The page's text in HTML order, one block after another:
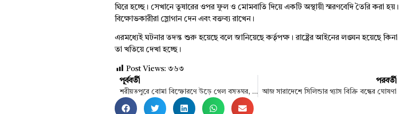
ঘিরে হচ্ছে। সেখানে তুষারের ওপর ফুল ও মোমবাতি দিয়ে একটি অস্থায়ী স্মরণবেদি তৈরি করা হয়।
বিক্ষোভকারীরা স্লোগান দেন এবং বক্তব্য রাখেন।
এরমধ্যেই ঘটনার তদন্ত শুরু হয়েছে বলে জানিয়েছে কর্তৃপক্ষ। রাষ্ট্রের আইনের লঙ্ঘন হয়েছে কিনা
তা খতিয়ে দেখা হচ্ছে।
Post Views: ৩৬৩
পূর্ববর্তী
শরীয়তপুরে বোমা বিস্ফোরণে উড়ে গেল বসতঘর, যুবক নিহত
পরবর্তী
আজ সারাদেশে সিলিন্ডার গ্যাস বিক্রি বন্ধের ঘোষণা